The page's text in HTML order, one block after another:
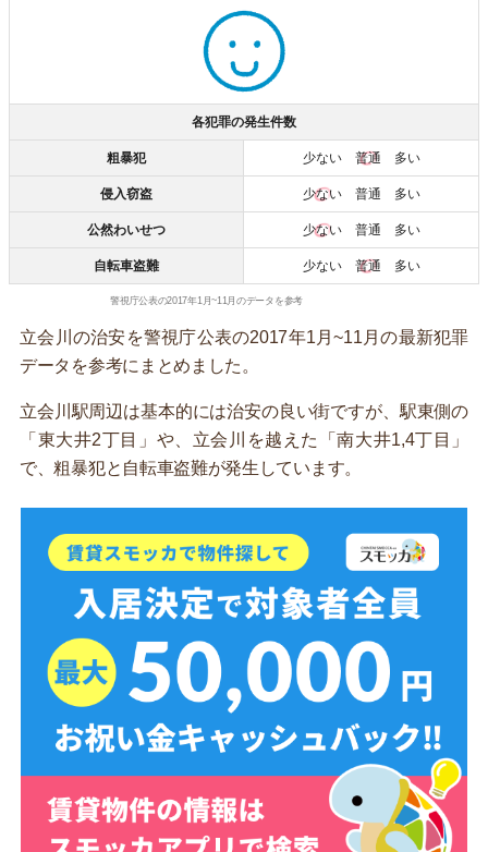
各犯罪の発生件数
粗暴犯 少ない 普通 多い
侵入窃盗 少ない普通 多い
公然わいせつ 少ない普通 多い
自転車盗難 少ない 普通 多い
警視庁公表の2017年1月~11月のデータを参考
立会川の治安を警視庁公表の2017年1月~11月の最新犯罪
データを参考にまとめました。
立会川駅周辺は基本的には治安の良い街ですが、駅東側の
「東大井2丁目」や、立会川を越えた「南大井1,4丁目」
で、粗暴犯と自転車盗難が発生しています。